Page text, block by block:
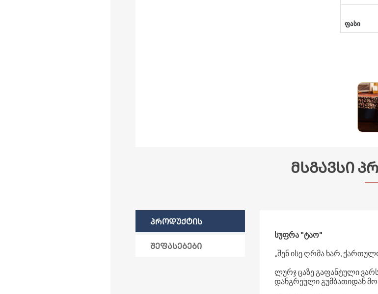
ფასი
ᲛᲡᲒᲐᲕᲡᲘ
ᲞᲠᲝᲓᲣᲥᲢᲘᲡ
ᲐᲦᲬᲔᲠᲐ
ᲨᲔᲤᲐᲡᲔᲑᲔᲑᲘ
ᲡᲣᲤᲠᲐ "ᲢᲐᲝ"
„ᲨᲔᲜ ᲘᲡᲔ ᲦᲠᲛᲐ ᲮᲐᲠ,
ᲚᲣᲠᲯ ᲪᲐᲖᲔ ᲒᲐᲤᲐᲜᲢᲣᲚᲘ
ᲓᲐᲜᲒᲠᲔᲣᲚᲘ ᲒᲣᲛᲑᲐᲗᲘᲓᲐᲜ